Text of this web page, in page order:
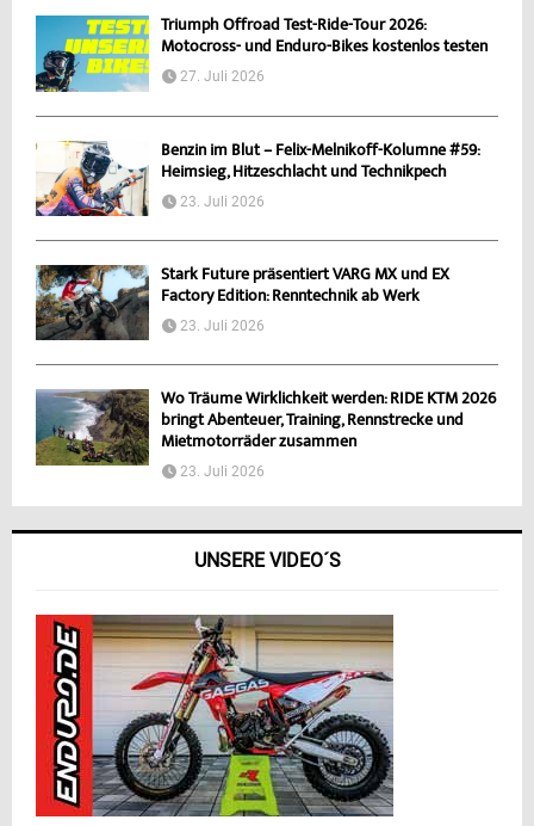
Triumph Offroad Test-Ride-Tour 2026:
Motocross- und Enduro-Bikes kostenlos testen
27. Juli 2026
Benzin im Blut – Felix-Melnikoff-Kolumne #59:
Heimsieg, Hitzeschlacht und Technikpech
23. Juli 2026
Stark Future präsentiert VARG MX und EX
Factory Edition: Renntechnik ab Werk
23. Juli 2026
Wo Träume Wirklichkeit werden: RIDE KTM 2026
bringt Abenteuer, Training, Rennstrecke und
Mietmotorräder zusammen
23. Juli 2026
UNSERE VIDEO´S